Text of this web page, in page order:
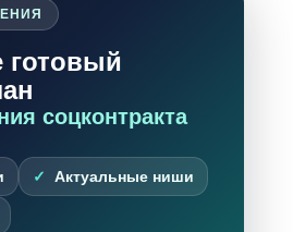
готовый
соцконтракта
Актуальные ниши